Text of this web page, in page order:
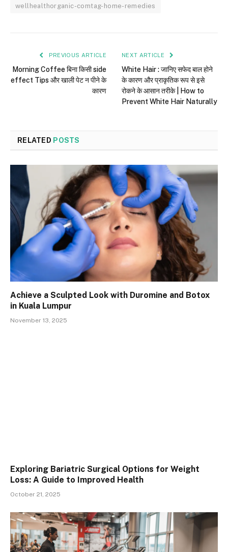
wellhealthorganic-comtag-home-remedies
PREVIOUS ARTICLE
Morning Coffee बिना किसी side
effect Tips और खाली पेट न पीने के
कारण
NEXT ARTICLE
White Hair : जानिए सफेद बाल होने
के कारण और प्राकृतिक रूप से इसे
रोकने के आसान तरीके | How to
Prevent White Hair Naturally
RELATED POSTS
Achieve a Sculpted Look with Duromine and Botox
in Kuala Lumpur
November 13, 2025
Exploring Bariatric Surgical Options for Weight
Loss: A Guide to Improved Health
October 21, 2025